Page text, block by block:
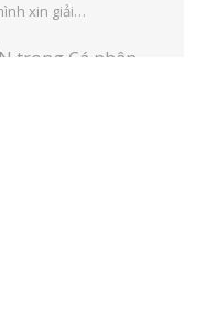
xin giải…
trong Cá nhân